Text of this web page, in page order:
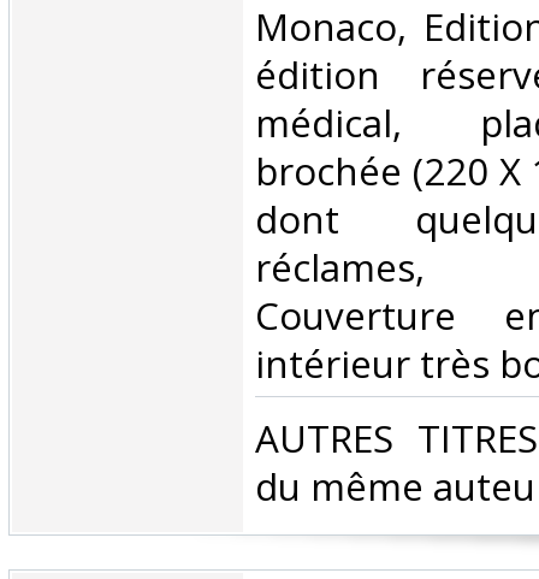
‎Monaco,
édition
médical,
brochée (220
dont
réclames,
Couverture
intérieur très
‎AUTRES
du même